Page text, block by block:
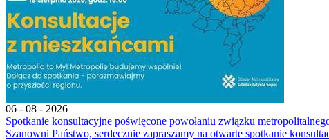
06 - 08 - 2026
Spotkanie konsultacyjne poświęcone powołaniu związku
Szanowni Państwo, serdecznie zapraszamy na otwarte spotkanie